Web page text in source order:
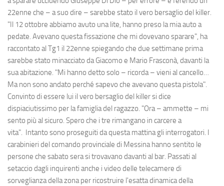
22enne che – a suo dire – sarebbe stato il vero bersaglio del killer.
"Il 12 ottobre abbiamo avuto una lite, hanno preso la mia auto a
pedate. Avevano questa fissazione che mi dovevano sparare", ha
raccontato al Tg1 il 22enne spiegando che due settimane prima
sarebbe stato minacciato da Giacomo e Mario Frasconà, davanti la
sua abitazione. "Mi hanno detto solo – ricorda – vieni al cancello…
Ma non sono andato perché sapevo che avevano questa pistola".
Convinto di essere lui il vero bersaglio del killer si dice
dispiaciutissimo per la famiglia del ragazzo. "Ora – ammette – mi
sento più al sicuro. Spero che i tre rimangano in carcere a
vita". Intanto sono proseguiti da questa mattina gli interrogatori. I
carabinieri del comando provinciale di Messina hanno sentito le
persone che sabato sera si trovavano davanti al bar. Passati al
setaccio dagli inquirenti anche i video delle telecamere di
sorveglianza della zona per ricostruire l'esatta dinamica della